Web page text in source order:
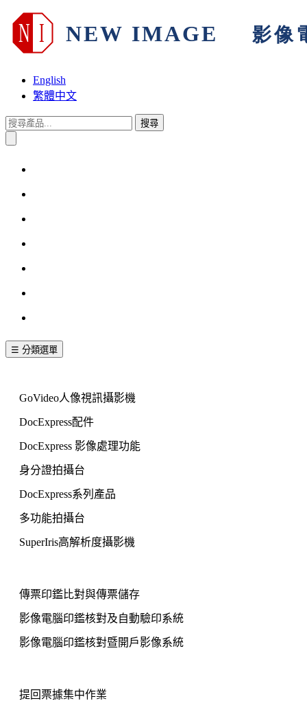
English
繁體中文
搜尋
☰ 分類選單
GoVideo人像視訊攝影機
DocExpress配件
DocExpress 影像處理功能
身分證拍攝台
DocExpress系列產品
多功能拍攝台
SuperIris高解析度攝影機
傳票印鑑比對與傳票儲存
影像電腦印鑑核對及自動驗印系統
影像電腦印鑑核對暨開戶影像系統
提回票據集中作業